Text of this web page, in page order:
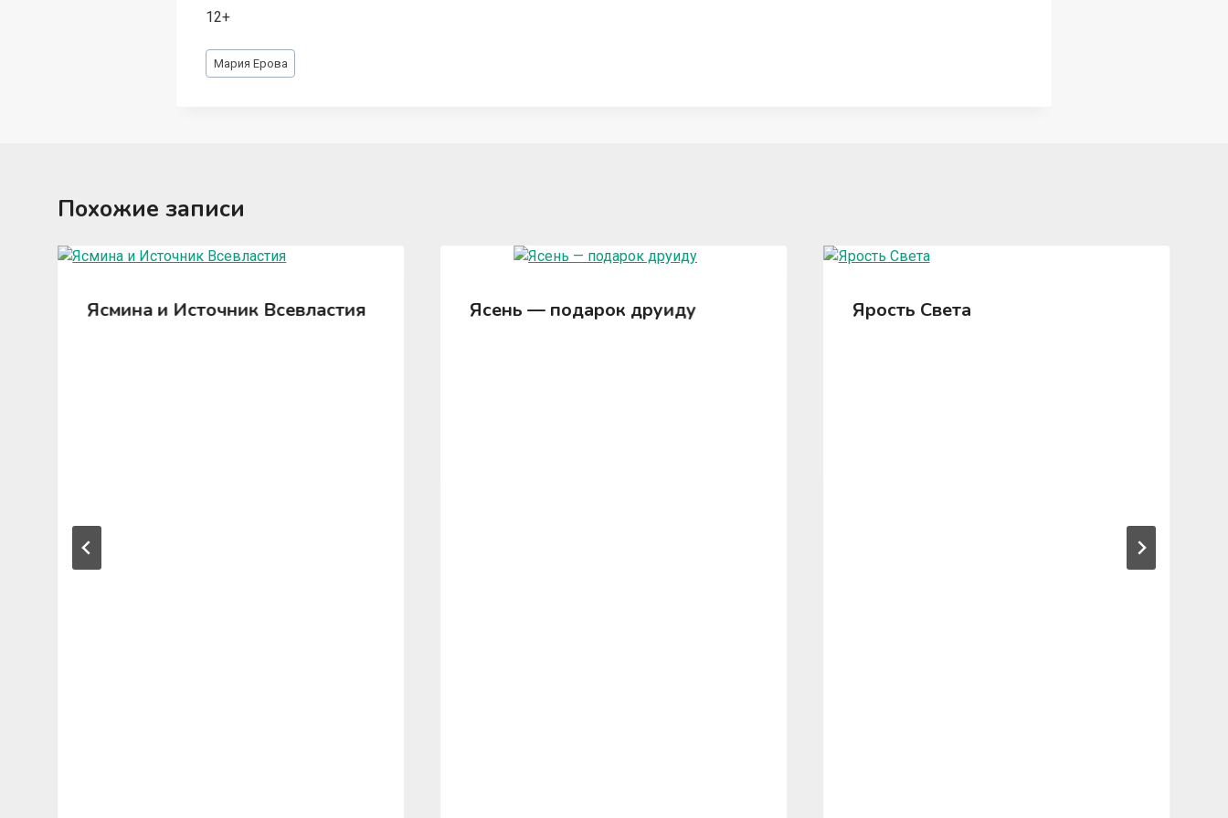
12+
Метки
записи:
Мария Ерова
Похожие записи
Ясмина и Источник Всевластия Ясень — подарок друиду Ярость Света